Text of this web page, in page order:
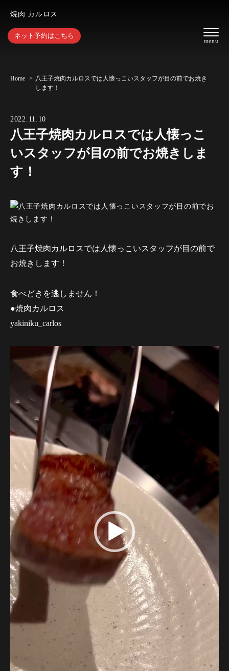
焼肉 カルロス
ネット予約はこちら
Home
八王子焼肉カルロスでは人懐っこいスタッフが目の前でお焼き
します！
2022.11.10
八王子焼肉カルロスでは人懐っこ
いスタッフが目の前でお焼きしま
す！
八王子焼肉カルロスでは人懐っこいスタッフが目の前で
お焼きします！
食べどきを逃しません！
●焼肉カルロス
yakiniku_carlos
画
ー
ヤ
ー